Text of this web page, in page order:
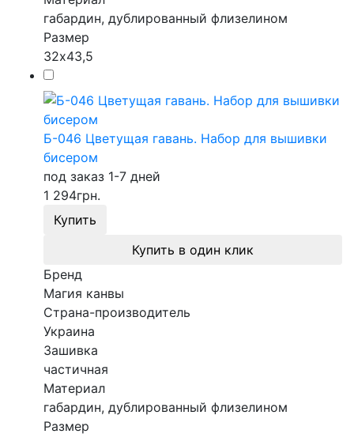
габардин, дублированный флизелином
Размер
32х43,5
Б-046 Цветущая гавань. Набор для вышивки
бисером
под заказ 1-7 дней
1 294грн.
Купить
Купить в один клик
Бренд
Магия канвы
Страна-производитель
Украина
Зашивка
частичная
Материал
габардин, дублированный флизелином
Размер